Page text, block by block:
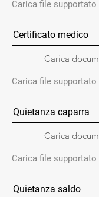
Carica file supportato
Certificato medico
Carica
Carica file supportato
Quietanza caparra
Carica
Carica file supportato
Quietanza saldo